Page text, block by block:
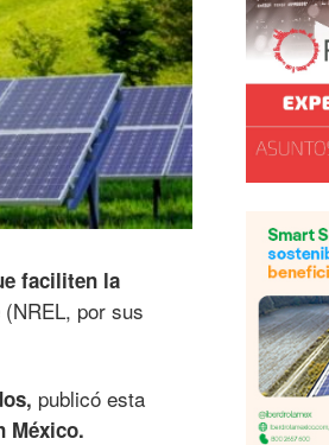
faciliten la
(NREL, por sus
publicó esta
México.